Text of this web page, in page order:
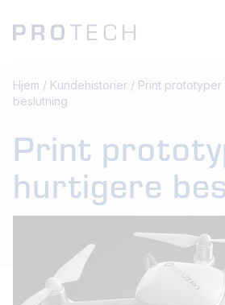
Hjem / Kundehistorier / Print
beslutning
Print
hurtigere